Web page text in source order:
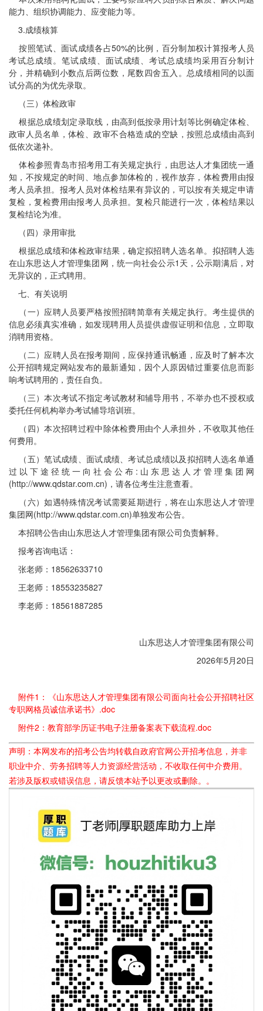
能力、组织协调能力、应变能力等。
3.成绩核算
按照笔试、面试成绩各占50%的比例，百分制加权计算报考人员
考试总成绩。笔试成绩、面试成绩、考试总成绩均采用百分制计
分，并精确到小数点后两位数，尾数四舍五入。总成绩相同的以面
试分高的为优先录取。
（三）体检政审
根据总成绩划定录取线，由高到低按录用计划等比例确定体检、
政审人员名单，体检、政审不合格造成的空缺，按照总成绩由高到
低依次递补。
体检参照青岛市招考用工有关规定执行，由思达人才集团统一通
知，不按规定的时间、地点参加体检的，视作放弃，体检费用由报
考人员承担。报考人员对体检结果有异议的，可以按有关规定申请
复检，复检费用由报考人员承担。复检只能进行一次，体检结果以
复检结论为准。
（四）录用审批
根据总成绩和体检政审结果，确定拟招聘人选名单。拟招聘人选
在山东思达人才管理集团网，统一向社会公示1天，公示期满后，对
无异议的，正式聘用。
七、有关说明
（一）应聘人员要严格按照招聘简章有关规定执行。考生提供的
信息必须真实准确，如发现聘用人员提供虚假证明和信息，立即取
消聘用资格。
（二）应聘人员在报考期间，应保持通讯畅通，应及时了解本次
公开招聘规定网站发布的最新通知，因个人原因错过重要信息而影
响考试聘用的，责任自负。
（三）本次考试不指定考试教材和辅导用书，不举办也不授权或
委托任何机构举办考试辅导培训班。
（四）本次招聘过程中除体检费用由个人承担外，不收取其他任
何费用。
（五）笔试成绩、面试成绩、考试总成绩以及拟招聘人选名单通
过以下途径统一向社会公布:山东思达人才管理集团网
(http://www.qdstar.com.cn)，请各位考生注意查看。
（六）如遇特殊情况考试需要延期进行，将在山东思达人才管理
集团网(http://www.qdstar.com.cn)单独发布公告。
本招聘公告由山东思达人才管理集团有限公司负责解释。
报考咨询电话：
张老师：18562633710
王老师：18553235827
李老师：18561887285
山东思达人才管理集团有限公司
2026年5月20日
附件1：《山东思达人才管理集团有限公司面向社会公开招聘社区
专职网格员诚信承诺书》.doc
附件2：教育部学历证书电子注册备案表下载流程.doc
声明：本网发布的招考公告均转载自政府官网公开招考信息，并非
职业中介、劳务招聘等人力资源经营活动，不收取任何中介费用。
若涉及版权或错误信息，请反馈本站予以更改或删除。。